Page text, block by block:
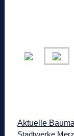
Aktuelle
Stadtwerke